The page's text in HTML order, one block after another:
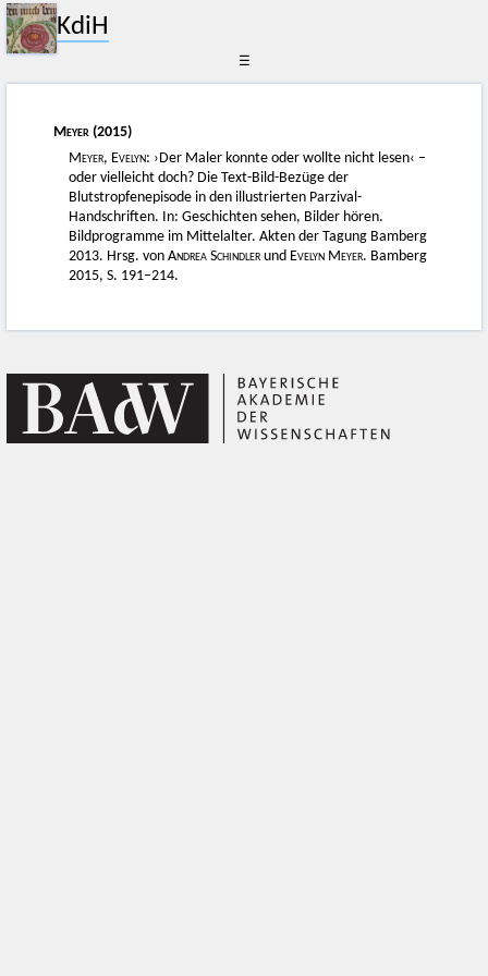
KdiH
☰
Meyer (2015)
Meyer, Evelyn: ›Der Maler konnte oder wollte nicht lesen‹ –
oder vielleicht doch? Die Text-Bild-Bezüge der
Blutstropfenepisode in den illustrierten Parzival-
Handschriften. In: Geschichten sehen, Bilder hören.
Bildprogramme im Mittelalter. Akten der Tagung Bamberg
2013. Hrsg. vonAndrea Schindler und Evelyn Meyer. Bamberg
2015, S. 191–214.